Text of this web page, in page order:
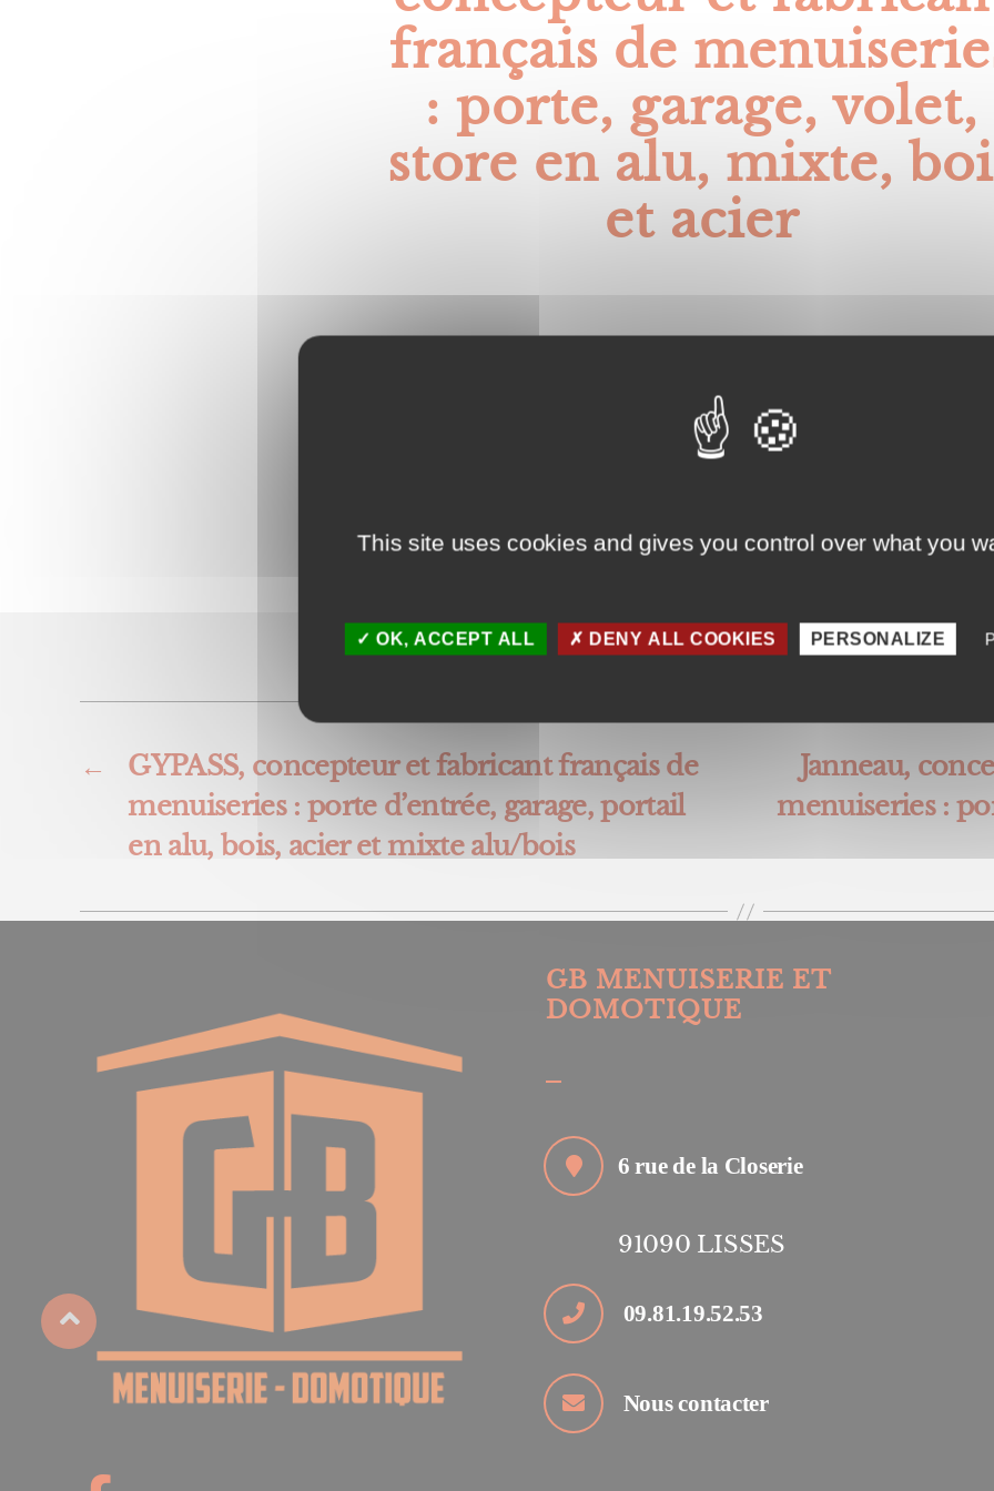
français de
: porte, garage, volet,
store en alu, mixte,
et acier
de
l’article
←
GYPASS, concepteur et fabricant français de
menuiseries : porte d’entrée, garage, portail
en alu, bois, acier et mixte alu/bois
Janneau,
menuiseries :
GB MENUISERIE ET
DOMOTIQUE
6 rue de la Closerie
91090 LISSES
09.81.19.52.53
Nous contacter
This site uses cookies and gives you control over what you
OK, ACCEPT ALL DENY ALL COOKIES PERSONALIZE